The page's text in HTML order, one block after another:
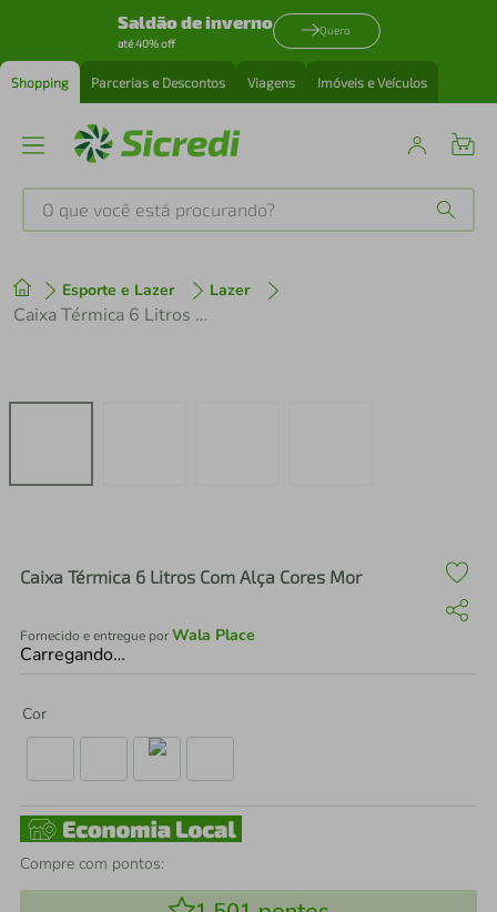
Saldão de inverno
até 40% off
Quero
Shopping Parcerias e Descontos Viagens Imóveis e Veículos
O que você está procurando?
Esporte e Lazer Lazer
Caixa Térmica 6 Litros Com Alça Cores Mor
Caixa Térmica 6 Litros Com Alça Cores Mor
Fornecido e entregue porWala Place
Carregando…
Cor
Compre com pontos:
1º tenis